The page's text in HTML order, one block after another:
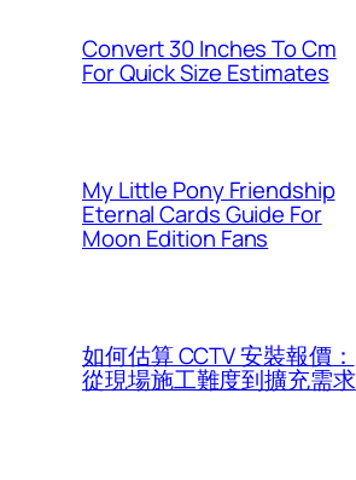
Convert 30 Inches To Cm
For Quick Size Estimates
My Little Pony Friendship
Eternal Cards Guide For
Moon Edition Fans
如何估算 CCTV 安裝報價：
從現場施工難度到擴充需求